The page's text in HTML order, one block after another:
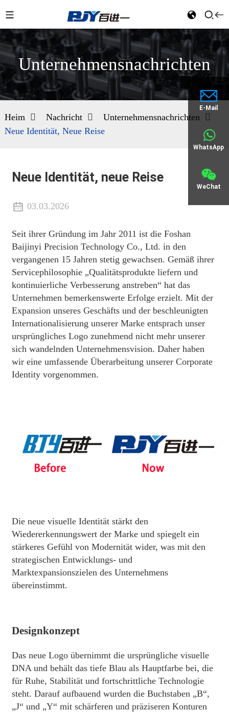
E-Mail
WhatsApp
WeChat
Unternehmensnachrichten
Heim Nachricht
Unternehmensnachrichten
Neue Identität, Neue Reise
Neue Identität, neue Reise
03.03.2026
Seit ihrer Gründung im Jahr 2011 ist die Foshan
Baijinyi Precision Technology Co., Ltd. in den
vergangenen 15 Jahren stetig gewachsen. Gemäß ihrer
Servicephilosophie „Qualitätsprodukte liefern und
kontinuierliche Verbesserung anstreben“ hat das
Unternehmen bemerkenswerte Erfolge erzielt. Mit der
Expansion unseres Geschäfts und der beschleunigten
Internationalisierung unserer Marke entsprach unser
ursprüngliches Logo zunehmend nicht mehr unserer
sich wandelnden Unternehmensvision. Daher haben
wir eine umfassende Überarbeitung unserer Corporate
Identity vorgenommen.
Die neue visuelle Identität stärkt den
Wiedererkennungswert der Marke und spiegelt ein
stärkeres Gefühl von Modernität wider, was mit den
strategischen Entwicklungs- und
Marktexpansionszielen des Unternehmens
übereinstimmt.
Designkonzept
Das neue Logo übernimmt die ursprüngliche visuelle
DNA und behält das tiefe Blau als Hauptfarbe bei, die
für Ruhe, Stabilität und fortschrittliche Technologie
steht. Darauf aufbauend wurden die Buchstaben „B“,
„J“ und „Y“ mit schärferen und präziseren Konturen